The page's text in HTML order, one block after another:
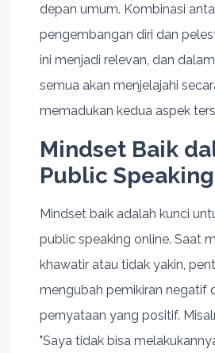
depan umum. Kombinasi
pengembangan diri dan
ini menjadi relevan, dan
semua akan menjelajahi
memadukan kedua aspek
Mindset Baik
Public Speaking
Mindset baik adalah kunci
public speaking online. Saat
khawatir atau tidak yakin,
mengubah pemikiran negatif
pernyataan yang positif.
"Saya tidak bisa